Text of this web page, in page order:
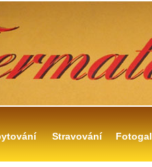
Stravování